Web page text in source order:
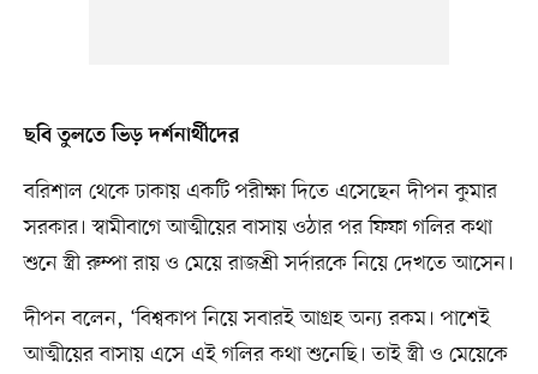
ছবি তুলতে ভিড় দর্শনার্থীদের
বরিশাল থেকে ঢাকায় একটি পরীক্ষা দিতে এসেছেন দীপন কুমার
সরকার। স্বামীবাগে আত্মীয়ের বাসায় ওঠার পর ফিফা গলির কথা
শুনে স্ত্রী রুম্পা রায় ও মেয়ে রাজশ্রী সর্দারকে নিয়ে দেখতে আসেন।
দীপন বলেন, ‘বিশ্বকাপ নিয়ে সবারই আগ্রহ অন্য রকম। পাশেই
আত্মীয়ের বাসায় এসে এই গলির কথা শুনেছি। তাই স্ত্রী ও মেয়েকে